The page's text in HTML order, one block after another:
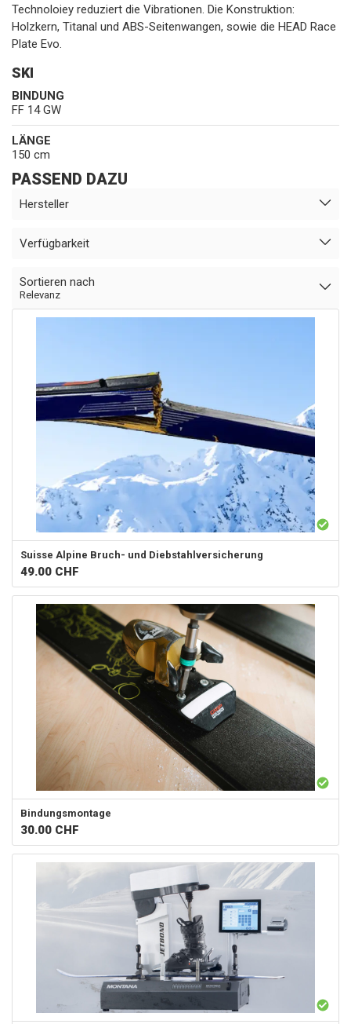
Technoloiey reduziert die Vibrationen. Die Konstruktion:
Holzkern, Titanal und ABS-Seitenwangen, sowie die HEAD Race
Plate Evo.
SKI
BINDUNG
FF 14 GW
LÄNGE
150 cm
PASSEND DAZU
Hersteller
Verfügbarkeit
Sortieren nach
Relevanz
Suisse Alpine Bruch- und Diebstahlversicherung
49.00 CHF
Bindungsmontage
30.00 CHF